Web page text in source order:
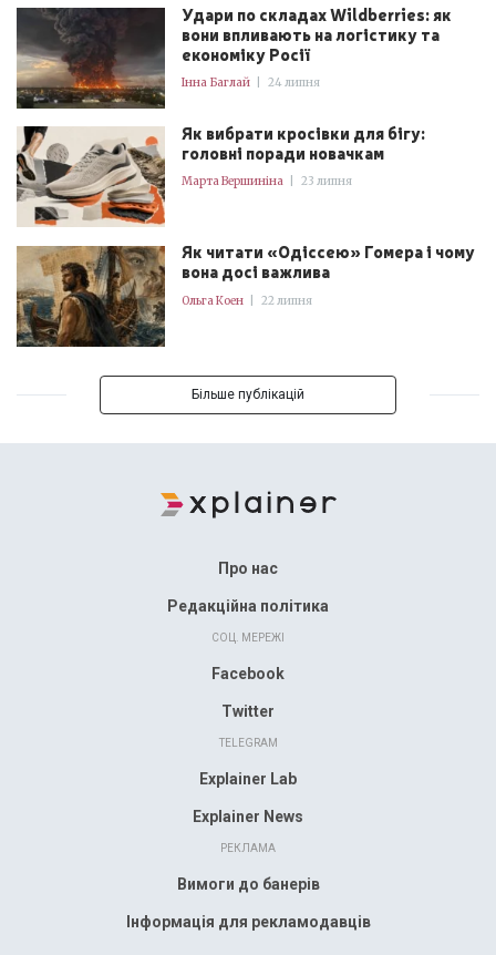
Удари по складах Wildberries: як
вони впливають на логістику та
економіку Росії
Інна Баглай 24 липня
Як вибрати кросівки для бігу:
головні поради новачкам
Марта Вершиніна 23 липня
Як читати «Одіссею» Гомера і чому
вона досі важлива
Ольга Коен 22 липня
Більше публікацій
Про нас
Редакційна політика
СОЦ. МЕРЕЖІ
Facebook
Twitter
TELEGRAM
Explainer Lab
Explainer News
РЕКЛАМА
Вимоги до банерів
Інформація для рекламодавців